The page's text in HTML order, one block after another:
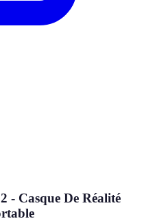
- Casque De Réalité